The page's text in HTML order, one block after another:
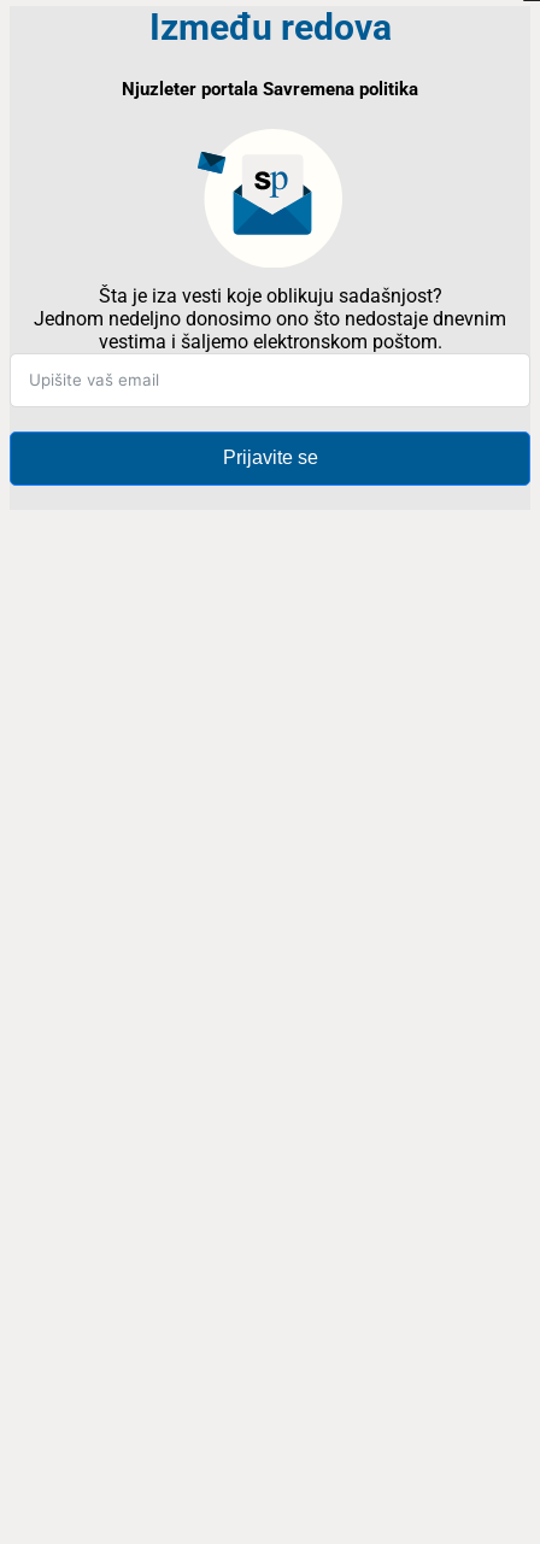
Između redova
Njuzleter portala Savremena politika
Šta je iza vesti koje oblikuju sadašnjost?
Jednom nedeljno donosimo ono što nedostaje dnevnim
vestima i šaljemo elektronskom poštom.
Prijavite se